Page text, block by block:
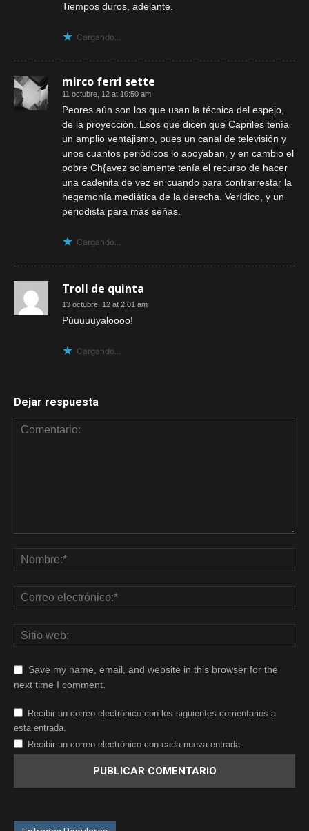
Tiempos duros, adelante.
Cargando...
mirco ferri sette
11 octubre, 12 at 10:50 am
Peores aún son los que usan la técnica del espejo,
de la proyección. Esos que dicen que Capriles tenía
un amplio ventajismo, pues un canal de televisión y
unos cuantos periódicos lo apoyaban, y en cambio el
pobre Ch{avez solamente tenía el recurso de hacer
una cadenita de vez en cuando para contrarrestar la
hegemonía mediática de la derecha. Verídico, y un
periodista para más señas.
Cargando...
Troll de quinta
13 octubre, 12 at 2:01 am
Púuuuuyaloooo!
Cargando...
Dejar respuesta
Save my name, email, and website in this browser for the
next time I comment.
Recibir un correo electrónico con los siguientes comentarios a
esta entrada.
Recibir un correo electrónico con cada nueva entrada.